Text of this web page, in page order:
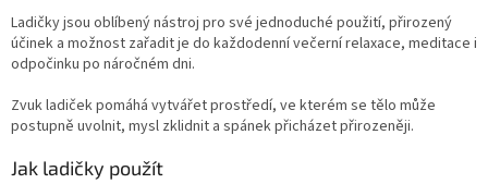
Ladičky jsou oblíbený nástroj pro své jednoduché použití, přirozený
účinek a možnost zařadit je do každodenní večerní relaxace, meditace i
odpočinku po náročném dni.
Zvuk ladiček pomáhá vytvářet prostředí, ve kterém se tělo může
postupně uvolnit, mysl zklidnit a spánek přicházet přirozeněji.
Jak ladičky použít